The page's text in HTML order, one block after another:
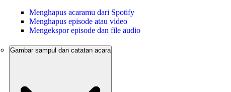
Menghapus acaramu dari Spotify
Menghapus episode atau video
Mengekspor episode dan file audio
Gambar sampul dan catatan acara